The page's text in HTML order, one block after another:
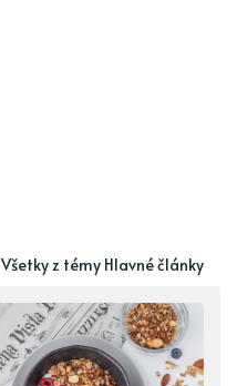
Všetky z témy Hlavné články